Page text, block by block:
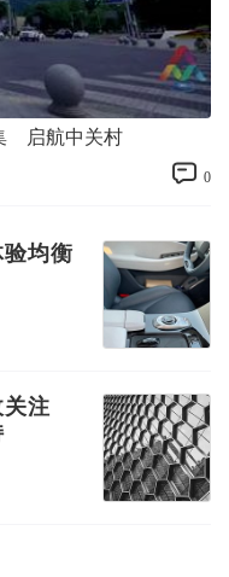
启航中关村
0
均衡
注